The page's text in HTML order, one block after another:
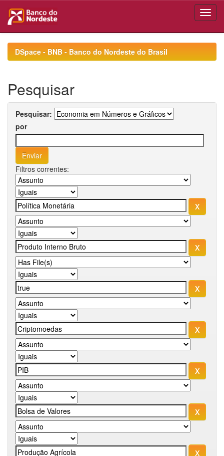
navigationDSpace - BNB - Banco do Nordeste do Brasil
Pesquisar
Pesquisar:
por
Filtros correntes: